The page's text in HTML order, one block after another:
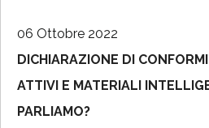
06 Ottobre 2022
DICHIARAZIONE DI
ATTIVI E MATERIALI
PARLIAMO?